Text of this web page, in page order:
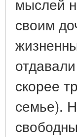
своим
скорее
семье).